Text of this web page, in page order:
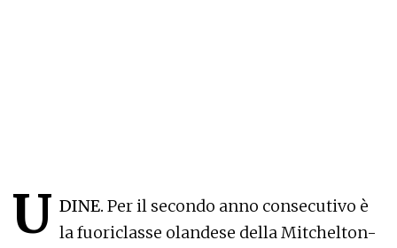
U DINE. Per il secondo anno consecutivo è
la fuoriclasse olandese della Mitchelton-